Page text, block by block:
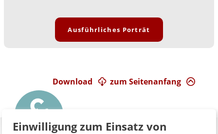
Ausführliches Porträt
zum Seitenanfang
Download
Einwilligung zum Einsatz von